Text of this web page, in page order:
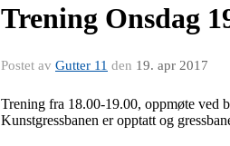
Trening Onsdag
Postet av Gutter 11 den 19. apr 2017
Trening fra 18.00-19.00, oppmøte ved
Kunstgressbanen er opptatt og